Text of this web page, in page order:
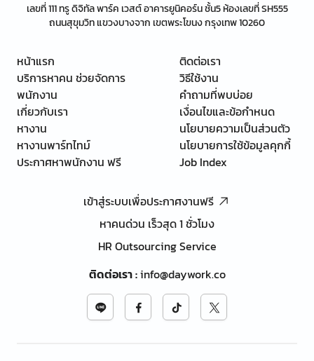
เลขที่ 111 ทรู ดิจิทัล พาร์ค เวสต์ อาคารยูนิคอร์น ชั้น5 ห้องเลขที่ SH555
ถนนสุขุมวิท แขวงบางจาก เขตพระโขนง กรุงเทพ 10260
หน้าแรก
บริการหาคน ช่วยจัดการ
พนักงาน
เกี่ยวกับเรา
หางาน
หางานพาร์ทไทม์
ประกาศหาพนักงาน ฟรี
ติดต่อเรา
วิธีใช้งาน
คำถามที่พบบ่อย
เงื่อนไขและข้อกำหนด
นโยบายความเป็นส่วนตัว
นโยบายการใช้ข้อมูลคุกกี้
Job Index
เข้าสู่ระบบเพื่อประกาศงานฟรี
หาคนด่วน เร็วสุด 1 ชั่วโมง
HR Outsourcing Service
ติดต่อเรา:info@daywork.co